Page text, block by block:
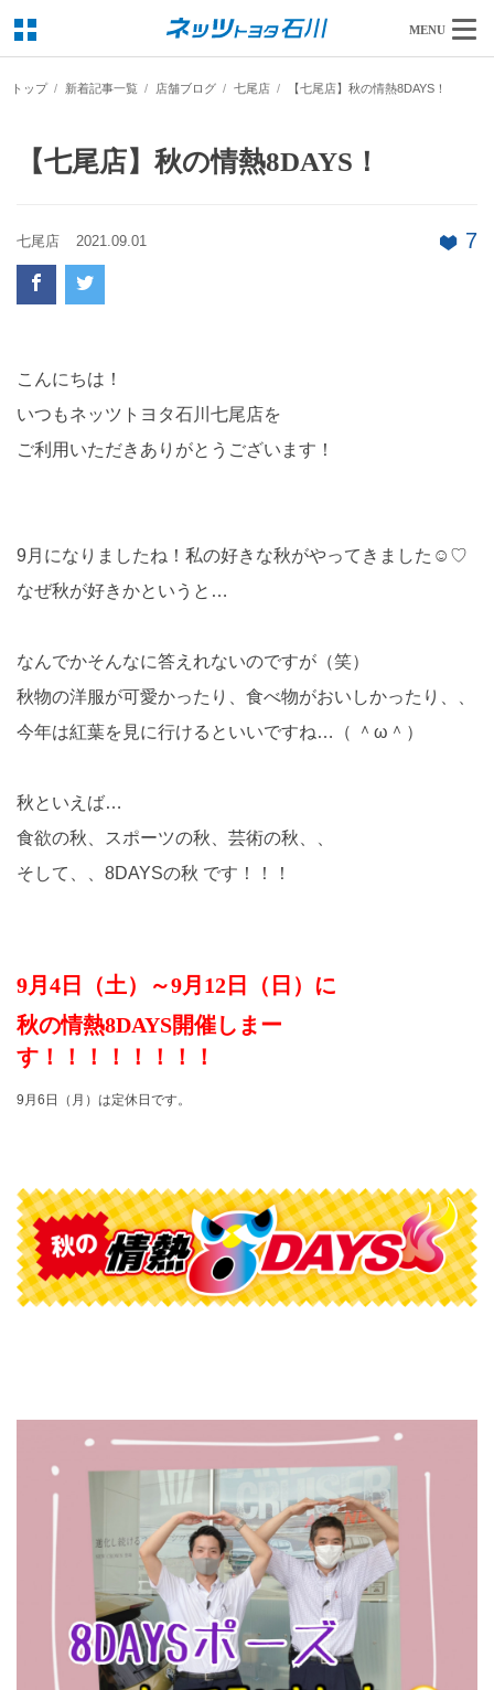
MENU
トップ 新着記事一覧 店舗ブログ 七尾店 【七尾店】秋の情熱8DAYS！
【七尾店】秋の情熱8DAYS！
七尾店 2021.09.01 7
こんにちは！
いつもネッツトヨタ石川七尾店を
ご利用いただきありがとうございます！
9月になりましたね！私の好きな秋がやってきました☺♡
なぜ秋が好きかというと…
なんでかそんなに答えれないのですが（笑）
秋物の洋服が可愛かったり、食べ物がおいしかったり、、
今年は紅葉を見に行けるといいですね…（ ＾ω＾）
秋といえば…
食欲の秋、スポーツの秋、芸術の秋、、
そして、、8DAYSの秋 です！！！
9月4日（土）～9月12日（日）に
秋の情熱8DAYS開催しまー
す！！！！！！！！
9月6日（月）は定休日です。